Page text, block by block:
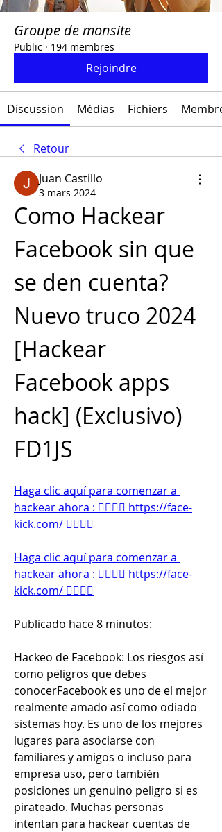
Groupe de monsite
Public · 194 membres
Rejoindre
Discussion Médias Fichiers
Retour
Juan Castillo
3 mars 2024
Como Hackear
Facebook sin que
se den cuenta?
Nuevo truco 2024
[Hackear
Facebook apps
hack] (Exclusivo)
FD1JS
Haga clic aquí para comenzar a
hackear ahora : 👉🏻👉🏻 https://face-
kick.com/ 👈🏻👈🏻
Haga clic aquí para comenzar a
hackear ahora : 👉🏻👉🏻 https://face-
kick.com/ 👈🏻👈🏻
Publicado hace 8 minutos:
Hackeo de Facebook: Los riesgos así
como peligros que debes
conocerFacebook es uno de el mejor
realmente amado así como odiado
sistemas hoy. Es uno de los mejores
lugares para asociarse con
familiares y amigos o incluso para
empresa uso, pero también
posiciones un genuino peligro si es
pirateado. Muchas personas
intentan para hackear cuentas de